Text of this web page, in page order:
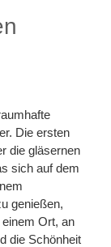
Die ersten
die gläsernen
sich auf dem
genießen,
Ort, an
die Schönheit